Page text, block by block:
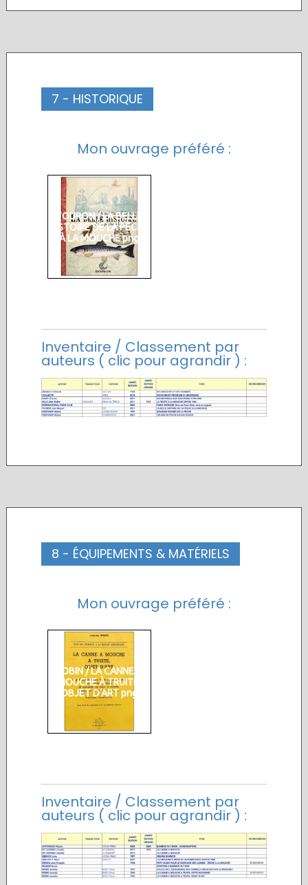
7 - HISTORIQUE
Mon ouvrage préféré :
TOURON / LA BELLE
HISTOIRE DE LA PÊCHE
À LA MOUCHE png
Inventaire / Classement par
auteurs ( clic pour agrandir ) :
8 - ÉQUIPEMENTS & MATÉRIELS
Mon ouvrage préféré :
ROBIN / LA CANNE À
MOUCHE À TRUITE,
OBJET D'ART png
Inventaire / Classement par
auteurs ( clic pour agrandir ) :